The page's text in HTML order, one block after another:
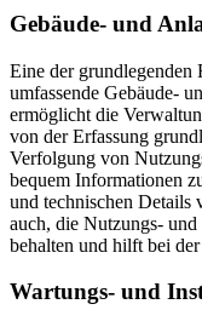
Gebäude- und
Eine der
umfassende Gebäude-
ermöglicht die
von der Erfassung
Verfolgung von
bequem Informationen
und technischen Details
auch, die Nutzungs-
behalten und hilft bei
Wartungs- und